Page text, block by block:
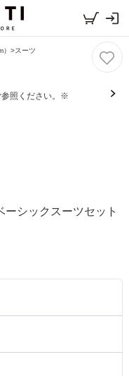
>スーツ
照ください。※
シックスーツセット